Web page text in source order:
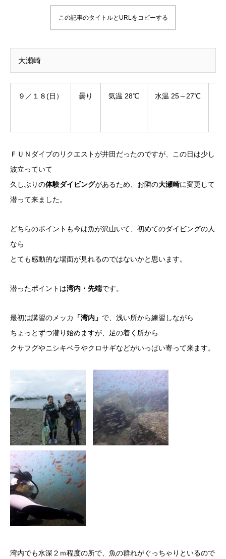
この記事のタイトルとURLをコピーする
大瀬崎
９／１８(日） 曇り 気温 28℃ 水温 25～27℃
ＦＵＮダイブのリクエストが井田だったのですが、この日は少し
波立っていて
久しぶりの体験ダイビングがあるため、お隣の大瀬崎に変更して
潜って来ました。
どちらのポイントも今は魚が沢山いて、初めてのダイビングの人
なら
とても感動的な場面が見れるのではないかと思います。
潜ったポイントは湾内・先端です。
最初は講習のメッカ 「湾内」 で、浅い所から練習しながら
ちょっとずつ潜り始めますが、足の着く所から
クサフグやニシキベラやクロサギなどがいっぱい寄って来ます。
湾内でも水深２ｍ程度の所で、魚の群れがぐっちゃりといるので